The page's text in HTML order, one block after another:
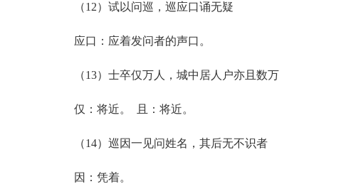
（12）试以问巡，巡应口诵无疑
应口：应着发问者的声口。
（13）士卒仅万人，城中居人户亦且数万
仅：将近。 且：将近。
（14）巡因一见问姓名，其后无不识者
因：凭着。